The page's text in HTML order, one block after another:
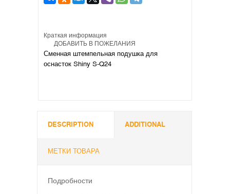
ДОБАВИТЬ В ПОЖЕЛАНИЯ
Краткая информация
Сменная штемпельная подушка для
оснасток Shiny S-Q24
DESCRIPTION ADDITIONAL
МЕТКИ ТОВАРА
Подробности